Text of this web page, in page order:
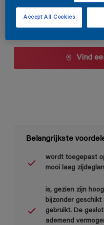
2,5 L
Vind
Belangrijkste
wordt toegepast
mooi laag
is, gezien zijn
bijzonder
gebruikt. De
ademend
Accept All Cookies